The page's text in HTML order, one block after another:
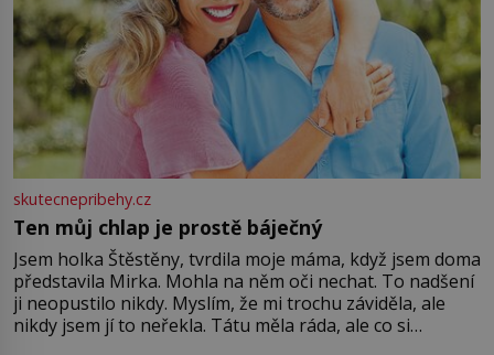
skutecnepribehy.cz
Ten můj chlap je prostě báječný
Jsem holka Štěstěny, tvrdila moje máma, když jsem doma
představila Mirka. Mohla na něm oči nechat. To nadšení
ji neopustilo nikdy. Myslím, že mi trochu záviděla, ale
nikdy jsem jí to neřekla. Tátu měla ráda, ale co si